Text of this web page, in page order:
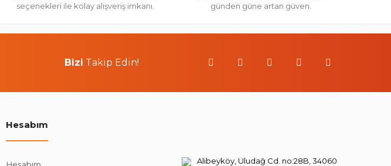
seçenekleri ile kolay alışveriş imkanı.
günden güne artan güven.
Bizi Takip Edin!
Hesabım
Alibeyköy, Uludağ Cd. no:28B, 34060